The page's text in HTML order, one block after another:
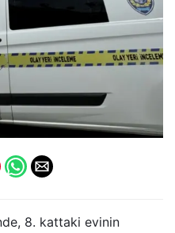
8. kattaki evinin